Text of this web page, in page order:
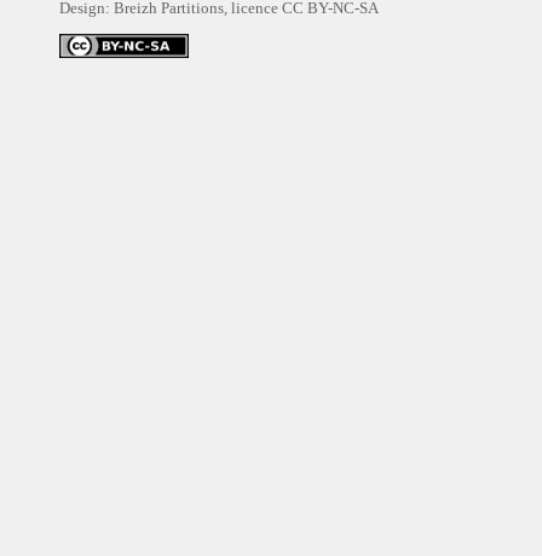
Design: Breizh Partitions, licence CC BY-NC-SA